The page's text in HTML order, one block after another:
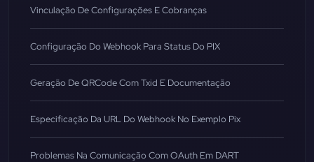
Vinculação De Configurações E Cobranças
Configuração Do Webhook Para Status Do PIX
Geração De QRCode Com Txid E Documentação
Especificação Da URL Do Webhook No Exemplo Pix
Problemas Na Comunicação Com OAuth Em DART